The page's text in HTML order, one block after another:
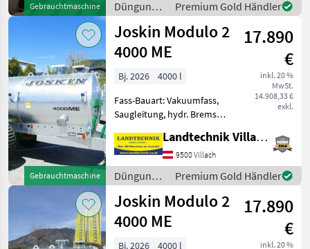
Gebrauchtmaschine
mit Vakuumpumpe und
gefede
Düngung
und
Beregnung
/ Joskin
Premium Gold Händler
Gebrauchtmaschine
Joskin Modulo 2
4000 ME
17.890
€
inkl. 20 %
MwSt.
14.908,33 €
exkl.
Bj. 2026
4000 l
Fass-Bauart: Vakuumfass,
Saugleitung, hydr. Bremsen,
Modulo 2 4000 Vakumfass
Bereifung: 500/45-22.5,
hydraulische Bremse,
verstellbare Achse, eins
Landtechnik Villach GmbH
9500 Villach
Düngung
und
Beregnung
/ Joskin
Premium Gold Händler
Joskin Modulo 2
4000 ME
17.890
€
inkl. 20 %
Bj. 2026
4000 l